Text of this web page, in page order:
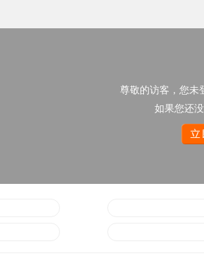
尊敬的访客，您未
如果您还
修第二册